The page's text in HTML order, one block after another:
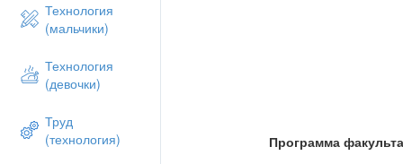
Технология
(мальчики)
Технология
(девочки)
Труд
(технология)
расширение и углубление
Программа